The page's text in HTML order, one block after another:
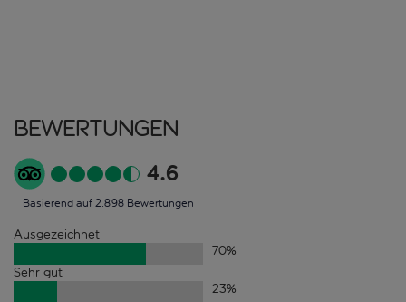
Bewertungen
4.6
Basierend auf 2.898 Bewertungen
Ausgezeichnet
70%
Sehr gut
23%